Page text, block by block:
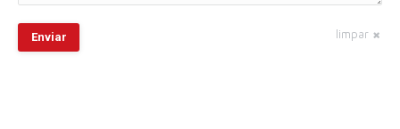
Enviar limpar